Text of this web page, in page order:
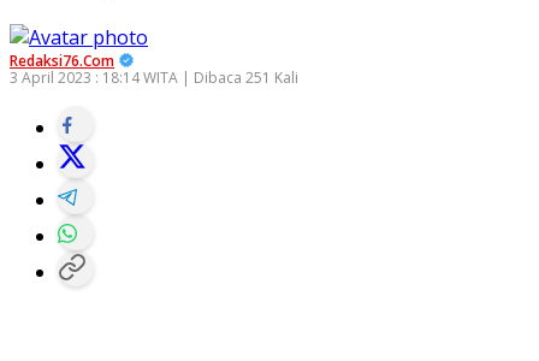
Redaksi76.com
3 April 2023 : 18:14 WITA | Dibaca 251 Kali